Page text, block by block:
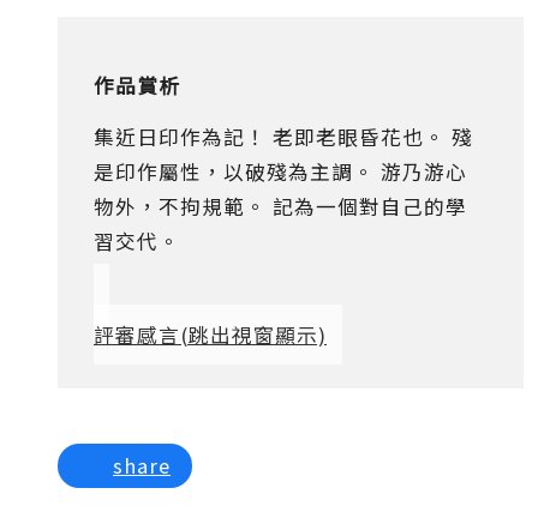
作品賞析
集近日印作為記！ 老即老眼昏花也。 殘
是印作屬性，以破殘為主調。 游乃游心
物外，不拘規範。 記為一個對自己的學
習交代。
評審感言(跳出視窗顯示)
share